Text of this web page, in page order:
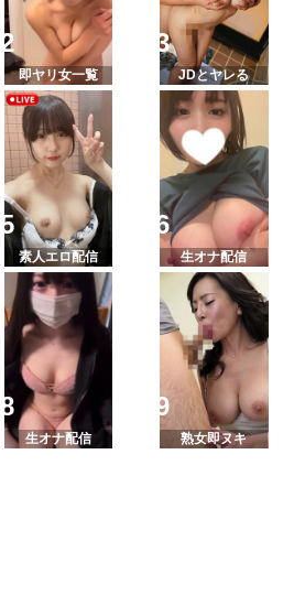
即ヤリ女一覧 JDとヤレる
素人エロ配信 生オナ配信
生オナ配信 熟女即ヌキ